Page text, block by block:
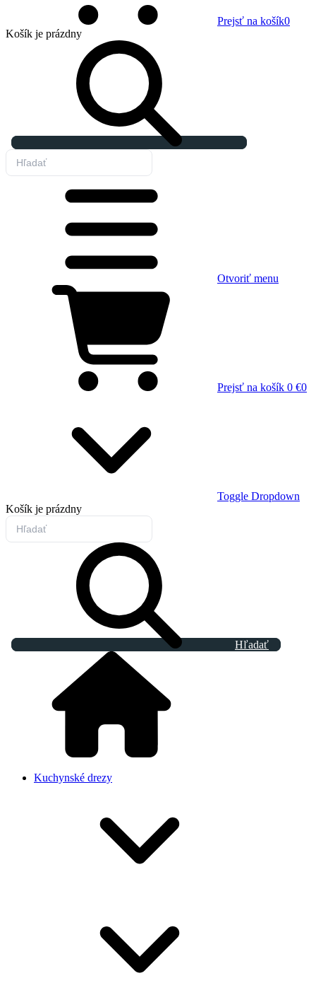
Prejsť na košík0
Košík je prázdny
Otvoriť menu
Prejsť na košík 0 €0
Toggle Dropdown
Košík je prázdny
Hľadať
Kuchynské drezy